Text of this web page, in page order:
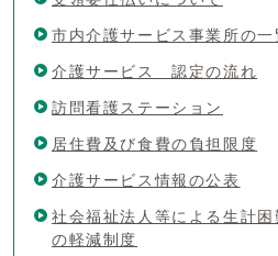
市内介護サービス事業所の一
介護サービス 認定の流れ
訪問看護ステーション
居住費及び食費の負担限度
介護サービス情報の公表
社会福祉法人等による生計
の軽減制度